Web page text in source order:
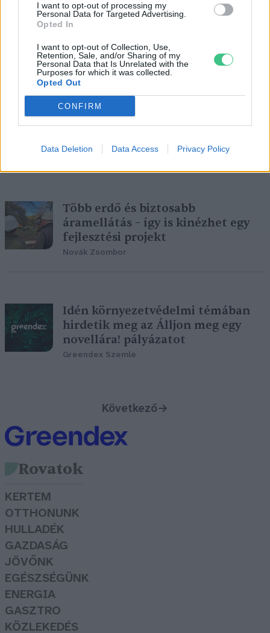
I want to opt-out of processing my
Personal Data for Targeted Advertising.
Opted In
I want to opt-out of Collection, Use,
Retention, Sale, and/or Sharing of my
Personal Data that Is Unrelated with the
Purposes for which it was collected.
Opted Out
CONFIRM
Data Deletion Data Access Privacy Policy
Biztonságosabb lett a zámori
Greendex Szemle
Januártól teljesen zöldenergiával
működik az E.ON
Greendex Szemle
Több erdő és biztosabb
áramellátás – így is kinézhet egy
fejlesztési projekt
Novák Zsombor
Idén környezetvédelmi témában
hirdetik meg az Álljon meg egy
novellára! pályázatot
Greendex Szemle
Következő→
Rovatok
KERTEM
OTTHONUNK
HULLADÉK
GAZDASÁG
JÖVŐNK
EGÉSZSÉGÜNK
ENERGIA
GASZTRO
KÖZLEKEDÉS